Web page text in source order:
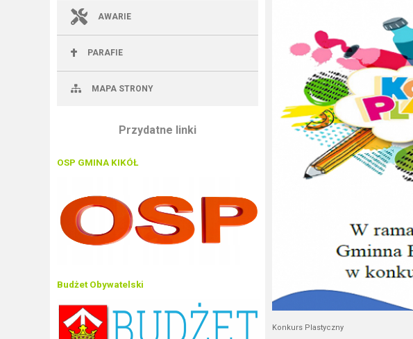
AWARIE
PARAFIE
MAPA STRONY
Przydatne linki
OSP GMINA KIKÓŁ
Budżet Obywatelski
Konkurs Plastyczny